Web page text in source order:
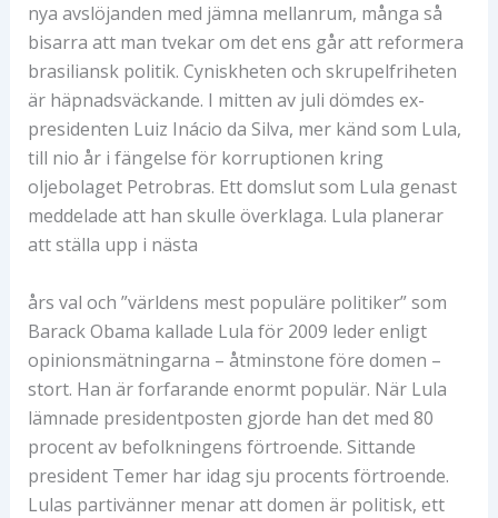
nya avslöjanden med jämna mellanrum, många så
bisarra att man tvekar om det ens går att reformera
brasiliansk politik. Cyniskheten och skrupelfriheten
är häpnadsväckande. I mitten av juli dömdes ex-
presidenten Luiz Inácio da Silva, mer känd som Lula,
till nio år i fängelse för korruptionen kring
oljebolaget Petrobras. Ett domslut som Lula genast
meddelade att han skulle överklaga. Lula planerar
att ställa upp i nästa
års val och ”världens mest populäre politiker” som
Barack Obama kallade Lula för 2009 leder enligt
opinionsmätningarna – åtminstone före domen –
stort. Han är forfarande enormt populär. När Lula
lämnade presidentposten gjorde han det med 80
procent av befolkningens förtroende. Sittande
president Temer har idag sju procents förtroende.
Lulas partivänner menar att domen är politisk, ett